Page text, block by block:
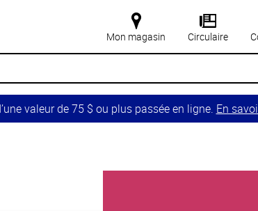
Mon magasin Circulaire
valeur de 75 $ ou plus passée en ligne. En